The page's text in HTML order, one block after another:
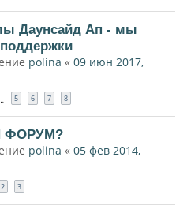
Даунсайд Ап - мы
polina « 09 июн 2017,
5 6 7 8
ФОРУМ?
polina « 05 фев 2014,
2 3